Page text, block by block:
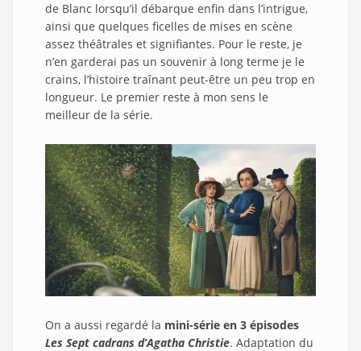
de Blanc lorsqu’il débarque enfin dans l’intrigue,
ainsi que quelques ficelles de mises en scène
assez théâtrales et signifiantes. Pour le reste, je
n’en garderai pas un souvenir à long terme je le
crains, l’histoire traînant peut-être un peu trop en
longueur. Le premier reste à mon sens le
meilleur de la série.
On a aussi regardé la mini-série en 3 épisodes
Les Sept cadrans d’Agatha Christie. Adaptation du